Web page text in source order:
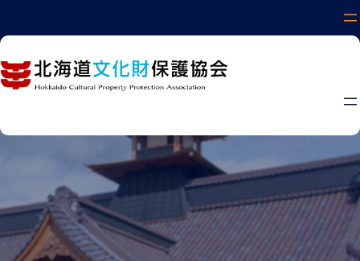
ス
キ
プ